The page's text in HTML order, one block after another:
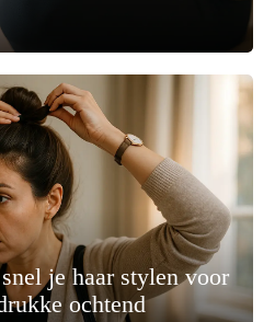
je haar stylen voor
ochtend